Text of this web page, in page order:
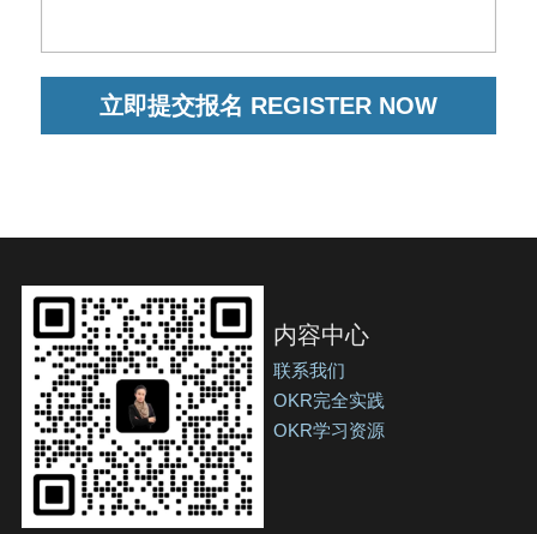
立即提交报名 REGISTER NOW
内容中心
联系我们
OKR完全实践
OKR学习资源